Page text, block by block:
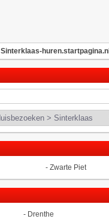
Sinterklaas-huren.startpagina.nl
- Zwarte Piet
- Drenthe